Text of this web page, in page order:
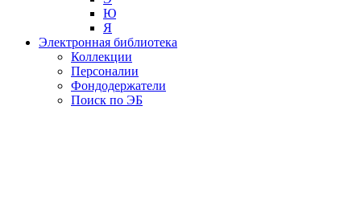
Ю
Я
Электронная библиотека
Коллекции
Персоналии
Фондодержатели
Поиск по ЭБ